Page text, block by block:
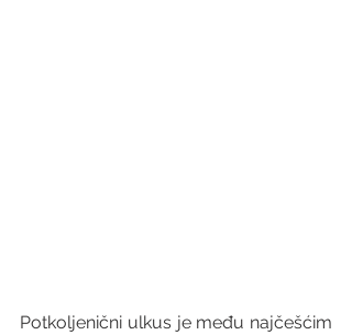
Potkoljenični ulkus je među najčešćim